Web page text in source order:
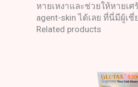
หายเหงาและช่วยให้หายเ
agent-skin ได้เลย ที่นี่มีผู้
Related products